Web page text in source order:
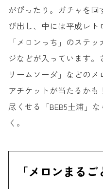
がぴったり。ガチャを
び出し、中には平成レ
「メロンっち」のステ
ジなどが入っています
リームソーダ」などの
アチケットが当たるか
尽くせる「BEB5土浦」
く。
「メロンまる